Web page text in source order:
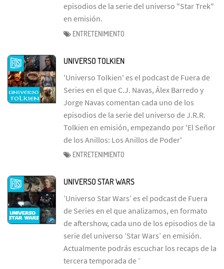
episodios de la serie del universo "Star Trek"
en emisión.
ENTRETENIMIENTO
UNIVERSO TOLKIEN
'Universo Tolkien' es el podcast de Fuera de
Series en el que C.J. Navas, Álex Barredo y
Jorge Navas comentan cada uno de los
episodios de la serie del universo de J.R.R.
Tolkien en emisión, empezando por 'El Señor
de los Anillos: Los Anillos de Poder'
ENTRETENIMIENTO
UNIVERSO STAR WARS
’Universo Star Wars’ es el podcast de Fuera
de Series en el que analizamos, en formato
de aftershow, cada uno de los episodios de la
serie del universo ’Star Wars’ en emisión.
Actualmente podrás escuchar los recaps de la
tercera temporada de ’